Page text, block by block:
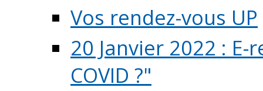
Vos rendez-vous UP
20 Janvier 2022 :
COVID ?"